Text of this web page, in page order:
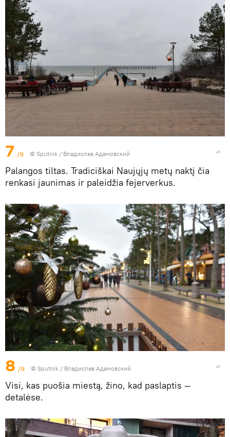
7 /9 © Sputnik / Владислав Адамовский
Palangos tiltas. Tradiciškai Naujųjų metų naktį čia
renkasi jaunimas ir paleidžia fejerverkus.
8 /9 © Sputnik / Владислав Адамовский
Visi, kas puošia miestą, žino, kad paslaptis —
detalėse.